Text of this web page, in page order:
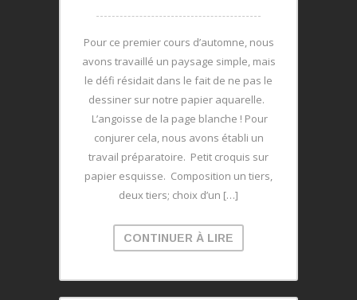
Pour ce premier cours d’automne, nous
avons travaillé un paysage simple, mais
le défi résidait dans le fait de ne pas le
dessiner sur notre papier aquarelle.
L’angoisse de la page blanche ! Pour
conjurer cela, nous avons établi un
travail préparatoire. Petit croquis sur
papier esquisse. Composition un tiers,
deux tiers; choix d’un […]
CONTINUER À LIRE